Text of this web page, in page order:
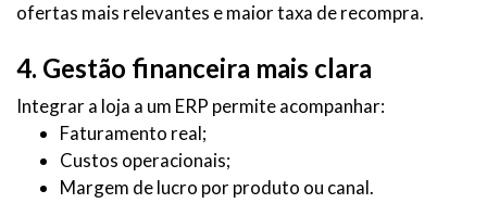
ofertas mais relevantes e maior taxa de recompra.
4. Gestão financeira mais clara
Integrar a loja a um ERP permite acompanhar:
Faturamento real;
Custos operacionais;
Margem de lucro por produto ou canal.